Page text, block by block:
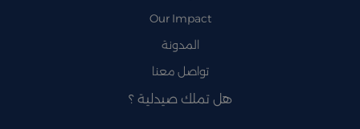
Our Impact
المدونة
تواصل معنا
هل تملك صيدلية ؟